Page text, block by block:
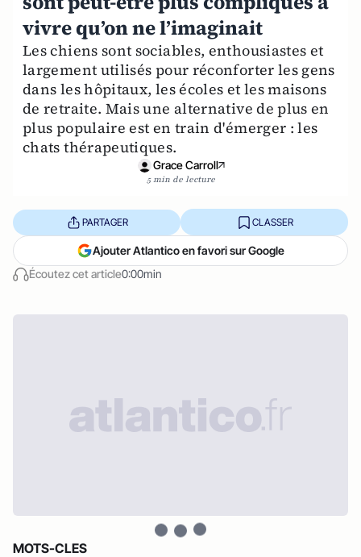
vivre qu’on ne l’imaginait
Les chiens sont sociables, enthousiastes et
largement utilisés pour réconforter les gens
dans les hôpitaux, les écoles et les maisons
de retraite. Mais une alternative de plus en
plus populaire est en train d'émerger : les
chats thérapeutiques.
Grace Carroll
5 min de lecture
Écoutez cet article0:00min
PARTAGER CLASSER
Ajouter Atlantico en favori sur Google
MOTS-CLES